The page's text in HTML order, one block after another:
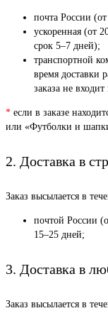
почта России
ускоренная (от
срок 5–7 дней);
транспортной
время доставки
заказа не входит
* если в заказе
или «Футболки и
2. Доставка в
Заказ высылается в
почтой России
15–25 дней;
3. Доставка в
Заказ высылается в